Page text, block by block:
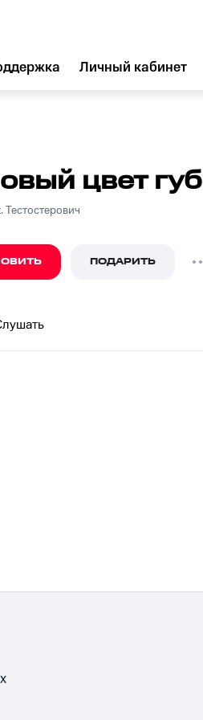
Личный кабинет
цвет губ
Тестостерович
ПОДАРИТЬ